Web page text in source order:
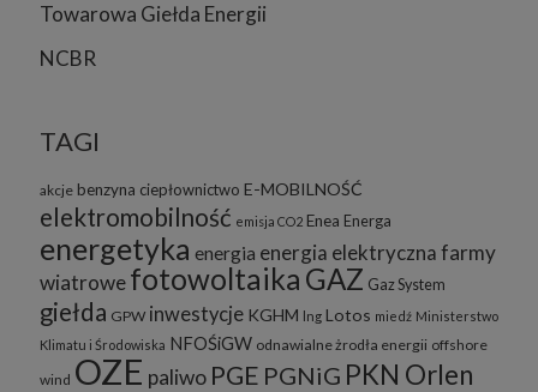
Towarowa Giełda Energii
NCBR
TAGI
akcje benzyna ciepłownictwo E-MOBILNOŚĆ
elektromobilność emisja CO2 Enea Energa
energetyka energia energia elektrycznafarmy
wiatrowefotowoltaika GAZ Gaz System
giełda GPW inwestycje KGHM lng Lotos miedź Ministerstwo
Klimatu i Środowiska NFOŚiGW odnawialne żrodła energii offshore
wind OZE paliwo PGE PGNiG PKN Orlen